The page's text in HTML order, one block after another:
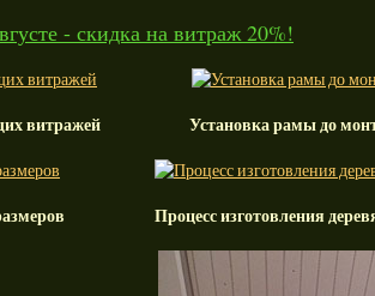
- скидка на витраж 20%!
витражей Установка рамы до
Процесс изготовления